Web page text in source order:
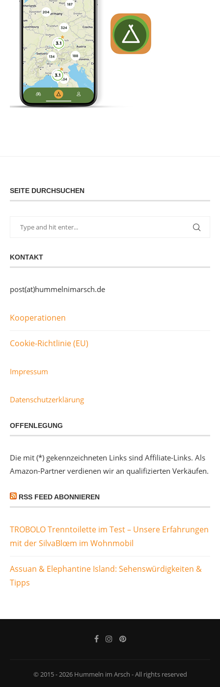
SEITE DURCHSUCHEN
KONTAKT
post(at)hummelnimarsch.de
Kooperationen
Cookie-Richtlinie (EU)
Impressum
Datenschutzerklärung
OFFENLEGUNG
Die mit (*) gekennzeichneten Links sind Affiliate-Links. Als
Amazon-Partner verdienen wir an qualifizierten Verkäufen.
RSS FEED ABONNIEREN
TROBOLO Trenntoilette im Test – Unsere Erfahrungen
mit der SilvaBlœm im Wohnmobil
Assuan & Elephantine Island: Sehenswürdigkeiten &
Tipps
© 2015 - 2026 Hummeln im Arsch - All rights reserved